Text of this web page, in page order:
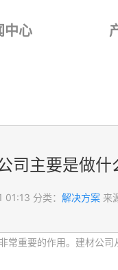
中心
司主要是做什
01:13 分类： 解决方案 来
重要的作用。建材公